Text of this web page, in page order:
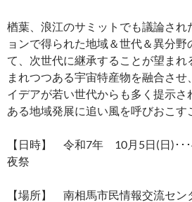
楢葉、浪江のサミットでも議論され
ョンで得られた地域＆世代＆異分
て、次世代に継承することが望まれ
まれつつある宇宙特産物を融合さ
イデアが若い世代からも多く提示さ
ある地域発展に追い風を呼びおこす
【日時】 令和7年 10月5日(日)･･
夜祭
【場所】 南相馬市民情報交流セン